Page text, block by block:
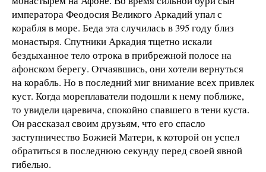
императора Феодосия Великого Аркадий упал с
корабля в море. Беда эта случилась в 395 году близ
монастыря. Спутники Аркадия тщетно искали
бездыханное тело отрока в прибрежной полосе на
афонском берегу. Отчаявшись, они хотели вернуться
на корабль. Но в последний миг внимание всех привлек
куст. Когда мореплаватели подошли к нему поближе,
то увидели царевича, спокойно спавшего в тени куста.
Он рассказал своим друзьям, что его спасло
заступничество Божией Матери, к которой он успел
обратиться в последнюю секунду перед своей явной
гибелью.